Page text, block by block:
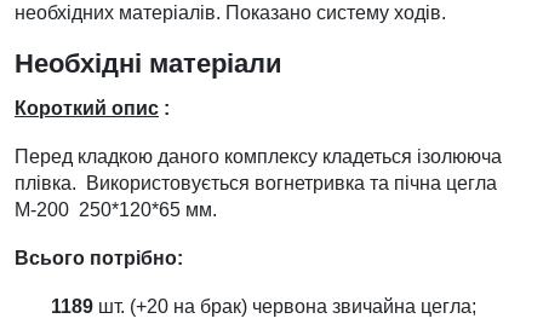
необхідних матеріалів. Показано систему ходів.
Необхідні матеріали
Короткий опис :
Перед кладкою даного комплексу кладеться ізолююча
плівка. Використовується вогнетривка та пічна цегла
М-200 250*120*65 мм.
Всього потрібно:
1189 шт. (+20 на брак) червона звичайна цегла;